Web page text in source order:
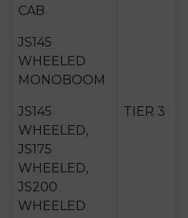
CAB
JS145
WHEELED
MONOBOOM
JS145
WHEELED,
JS175
WHEELED,
JS200
WHEELED
TIER 3